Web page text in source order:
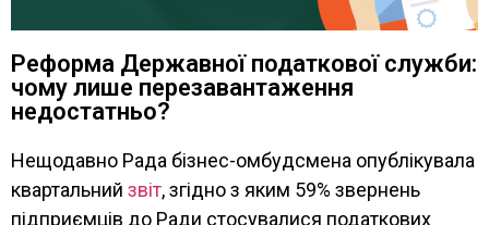
Реформа Державної податкової служби:
чому лише перезавантаження
недостатньо?
Нещодавно Рада бізнес-омбудсмена опублікувала
квартальний звіт, згідно з яким 59% звернень
підприємців до Ради стосувалися податкових